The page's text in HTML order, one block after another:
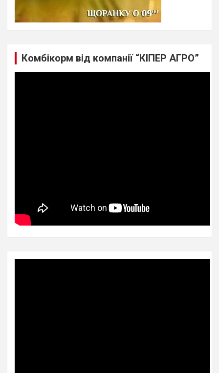
Комбікорм від компанії “КІПЕР АГРО”